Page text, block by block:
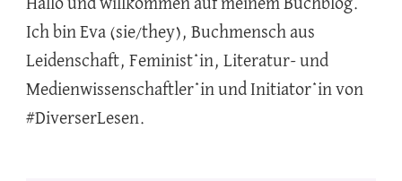
Hallo und willkommen auf meinem Buchblog.
Ich bin Eva (sie/they), Buchmensch aus
Leidenschaft, Feminist*in, Literatur- und
Medienwissenschaftler*in und Initiator*in von
#DiverserLesen.